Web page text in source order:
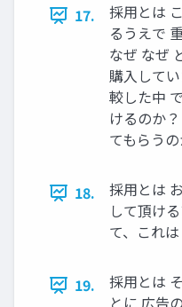
17.
採用とは
るうえで
なぜ なぜ
購入して
較した中
けるのか
てもらうの
18.
採用とは
して頂け
て、これ
19.
採用とは